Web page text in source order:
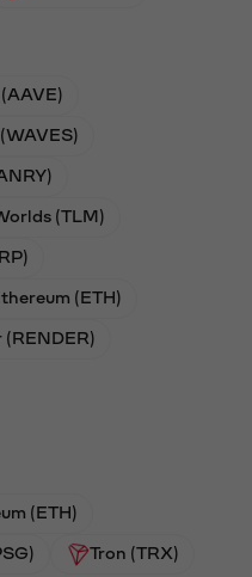
(TLM)
(ETH)
(RENDER)
(ETH)
Tron (TRX)